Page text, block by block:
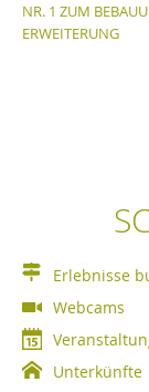
NR. 1 ZUM
ERWEITERUNG
Erlebnisse
Webcams
Unterkünfte